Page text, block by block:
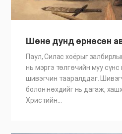
Шөнө дунд өрнөсөн
Паул, Силас хоёрыг
нь мэргэ төлгөчийн муу сүнс
шивэгчин тааралддаг.
болон нөхдийг нь дагаж,
Христийн…